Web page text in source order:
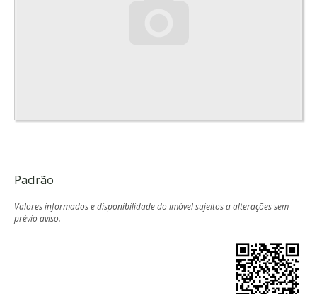
Padrão
Valores informados e disponibilidade do imóvel sujeitos a alterações sem
prévio aviso.